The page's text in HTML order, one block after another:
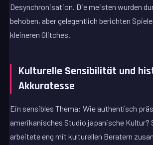
Desynchronisation. Die meisten wurden
behoben, aber gelegentlich berichten
kleineren Glitches.
Kulturelle Sensibilität und
Akkuratesse
Ein sensibles Thema: Wie authentisch
amerikanisches Studio japanische Kultur?
arbeitete eng mit kulturellen Beratern